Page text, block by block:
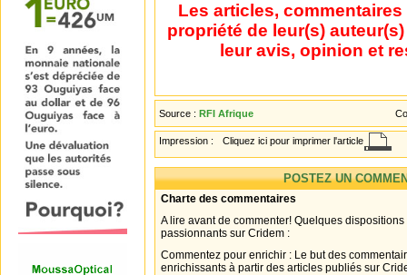
Les articles,
propriété de leur(s)
leur avis, opinion et
Source : RFI Afrique
Impression : Cliquez ici pour imprimer l'article
POSTEZ UN
Charte des commentaires
A lire avant de commenter! Quelques
passionnants sur Cridem :
Commentez pour enrichir : Le but des
enrichissants à partir des articles publiés sur